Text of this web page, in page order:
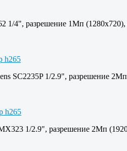
1/4", разрешение 1Мп
SC2235P 1/2.9", разрешение
1/2.9", разрешение 2Мп